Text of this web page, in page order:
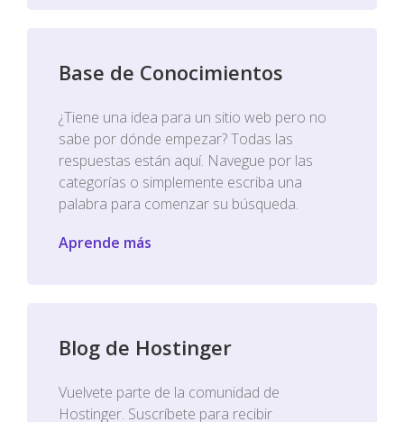
Base de Conocimientos
¿Tiene una idea para un sitio web pero no
sabe por dónde empezar? Todas las
respuestas están aquí. Navegue por las
categorías o simplemente escriba una
palabra para comenzar su búsqueda.
Aprende más
Blog de Hostinger
Vuelvete parte de la comunidad de
Hostinger. Suscríbete para recibir